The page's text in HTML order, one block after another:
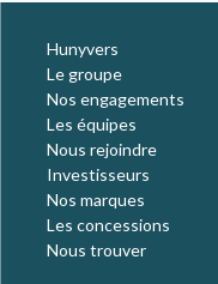
Hunyvers
Le groupe
Nos engagements
Les équipes
Nous rejoindre
Investisseurs
Nos marques
Les concessions
Nous trouver